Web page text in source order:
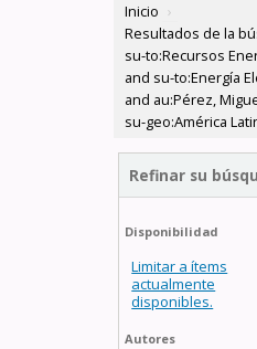
Inicio ›
Resultados de la
su-to:Recursos
and su-to:Energía
and au:Pérez,
su-geo:América
Refinar su
Disponibilidad
Limitar a ítems
actualmente
disponibles.
Autores